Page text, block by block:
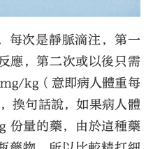
每次是靜脈滴注，第一
應，第二次或以後只需
kg（意即病人體重每
換句話說，如果病人體
份量的藥，由於這種藥